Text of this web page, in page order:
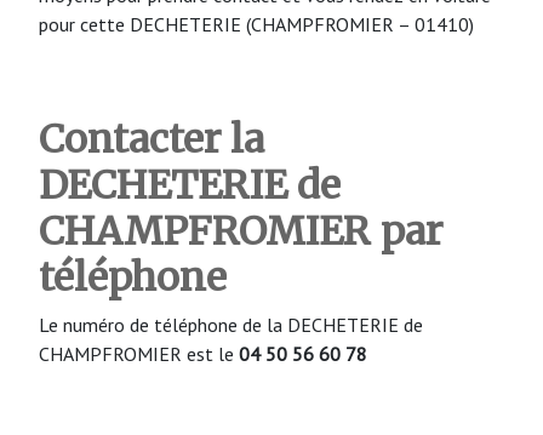
pour cette DECHETERIE (CHAMPFROMIER – 01410)
Contacter la
DECHETERIEde
CHAMPFROMIER par
téléphone
Le numéro de téléphone de la DECHETERIE de
CHAMPFROMIER est le 04 50 56 60 78